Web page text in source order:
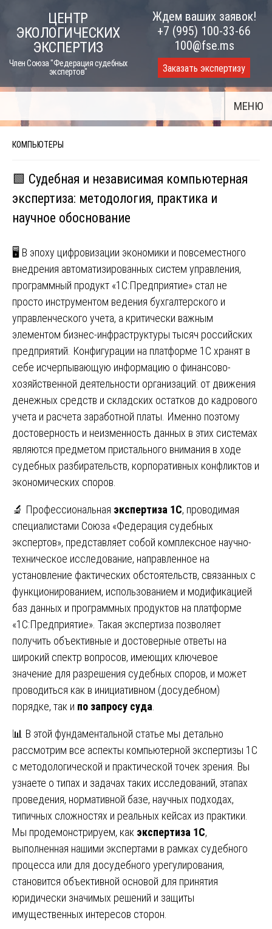
content
ЦЕНТР
ЭКОЛОГИЧЕСКИХ
ЭКСПЕРТИЗ
Член Союза "Федерация судебных
экспертов"
Ждем ваших заявок!
+7 (995) 100-33-66
100@fse.ms
Заказать экспертизу
МЕНЮ
КОМПЬЮТЕРЫ
🟩 Судебная и независимая компьютерная
экспертиза: методология, практика и
научное обоснование
🖥️ В эпоху цифровизации экономики и повсеместного
внедрения автоматизированных систем управления,
программный продукт «1С:Предприятие» стал не
просто инструментом ведения бухгалтерского и
управленческого учета, а критически важным
элементом бизнес-инфраструктуры тысяч российских
предприятий. Конфигурации на платформе 1С хранят в
себе исчерпывающую информацию о финансово-
хозяйственной деятельности организаций: от движения
денежных средств и складских остатков до кадрового
учета и расчета заработной платы. Именно поэтому
достоверность и неизменность данных в этих системах
являются предметом пристального внимания в ходе
судебных разбирательств, корпоративных конфликтов и
экономических споров.
🔬 Профессиональная экспертиза 1С, проводимая
специалистами Союза «Федерация судебных
экспертов», представляет собой комплексное научно-
техническое исследование, направленное на
установление фактических обстоятельств, связанных с
функционированием, использованием и модификацией
баз данных и программных продуктов на платформе
«1С:Предприятие». Такая экспертиза позволяет
получить объективные и достоверные ответы на
широкий спектр вопросов, имеющих ключевое
значение для разрешения судебных споров, и может
проводиться как в инициативном (досудебном)
порядке, так и по запросу суда
📊 В этой фундаментальной статье мы детально
рассмотрим все аспекты компьютерной экспертизы 1С
с методологической и практической точек зрения. Вы
узнаете о типах и задачах таких исследований, этапах
проведения, нормативной базе, научных подходах,
типичных сложностях и реальных кейсах из практики.
Мы продемонстрируем, как экспертиза 1С,
выполненная нашими экспертами в рамках судебного
процесса или для досудебного урегулирования,
становится объективной основой для принятия
юридически значимых решений и защиты
имущественных интересов сторон.